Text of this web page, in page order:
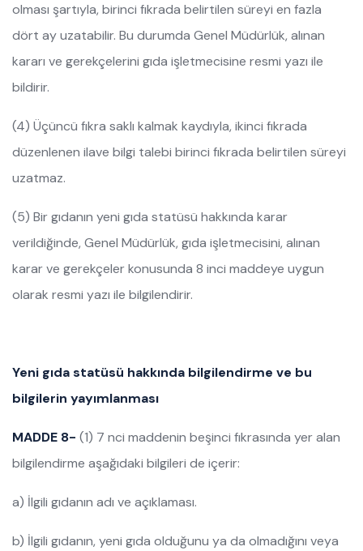
olması şartıyla, birinci fıkrada belirtilen süreyi en fazla
dört ay uzatabilir. Bu durumda Genel Müdürlük, alınan
kararı ve gerekçelerini gıda işletmecisine resmi yazı ile
bildirir.
(4) Üçüncü fıkra saklı kalmak kaydıyla, ikinci fıkrada
düzenlenen ilave bilgi talebi birinci fıkrada belirtilen süreyi
uzatmaz.
(5) Bir gıdanın yeni gıda statüsü hakkında karar
verildiğinde, Genel Müdürlük, gıda işletmecisini, alınan
karar ve gerekçeler konusunda 8 inci maddeye uygun
olarak resmi yazı ile bilgilendirir.
Yeni gıda statüsü hakkında bilgilendirme ve bu
bilgilerin yayımlanması
MADDE 8- (1) 7 nci maddenin beşinci fıkrasında yer alan
bilgilendirme aşağıdaki bilgileri de içerir:
a) İlgili gıdanın adı ve açıklaması.
b) İlgili gıdanın, yeni gıda olduğunu ya da olmadığını veya